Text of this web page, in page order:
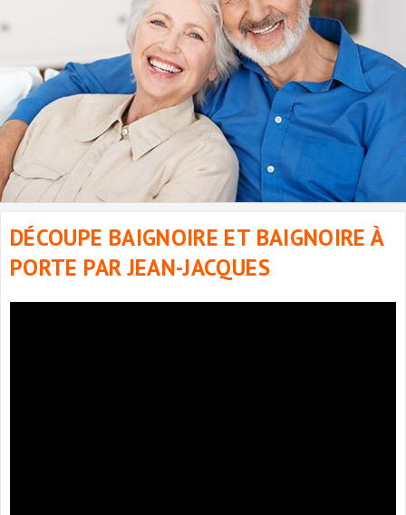
DÉCOUPE BAIGNOIRE ET BAIGNOIRE À
PORTE PAR JEAN-JACQUES